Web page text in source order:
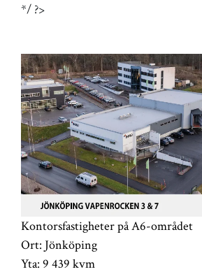
*/ ?>
Kontorsfastigheter på A6-området
Ort: Jönköping
Yta: 9 439 kvm